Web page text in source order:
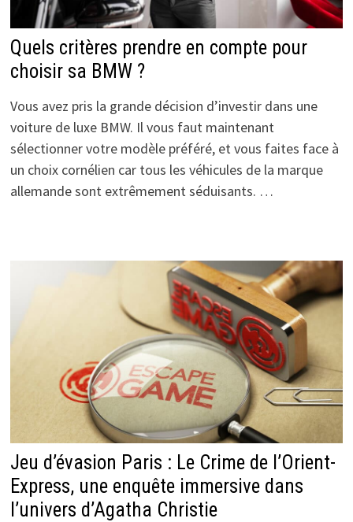
Quels critères prendre en compte pour
choisir sa BMW ?
Vous avez pris la grande décision d’investir dans une
voiture de luxe BMW. Il vous faut maintenant
sélectionner votre modèle préféré, et vous faites face à
un choix cornélien car tous les véhicules de la marque
allemande sont extrêmement séduisants. …
Jeu d’évasion Paris : Le Crime de l’Orient-
Express, une enquête immersive dans
l’univers d’Agatha Christie